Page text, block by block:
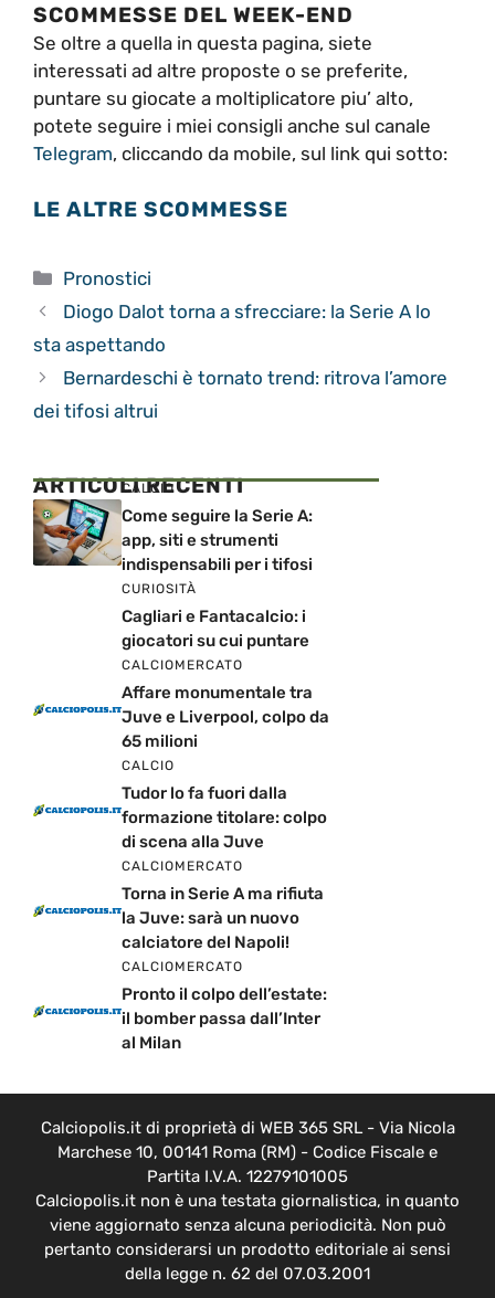
SCOMMESSE DEL WEEK-END
Se oltre a quella in questa pagina, siete
interessati ad altre proposte o se preferite,
puntare su giocate a moltiplicatore piu’ alto,
potete seguire i miei consigli anche sul canale
Telegram, cliccando da mobile, sul link qui sotto:
LE ALTRE SCOMMESSE
Categorie
Pronostici
Diogo Dalot torna a sfrecciare: la Serie A lo
sta aspettando
Bernardeschi è tornato trend: ritrova l’amore
dei tifosi altrui
ARTICOLI RECENTI
CALCIO
Come seguire la Serie A:
app, siti e strumenti
indispensabili per i tifosi
CURIOSITÀ
Cagliari e Fantacalcio: i
giocatori su cui puntare
CALCIOMERCATO
Affare monumentale tra
Juve e Liverpool, colpo da
65 milioni
CALCIO
Tudor lo fa fuori dalla
formazione titolare: colpo
di scena alla Juve
CALCIOMERCATO
Torna in Serie A ma rifiuta
la Juve: sarà un nuovo
calciatore del Napoli!
CALCIOMERCATO
Pronto il colpo dell’estate:
il bomber passa dall’Inter
al Milan
Calciopolis.it di proprietà di WEB 365 SRL - Via Nicola
Marchese 10, 00141 Roma (RM) - Codice Fiscale e
Partita I.V.A. 12279101005
Calciopolis.it non è una testata giornalistica, in quanto
viene aggiornato senza alcuna periodicità. Non può
pertanto considerarsi un prodotto editoriale ai sensi
della legge n. 62 del 07.03.2001